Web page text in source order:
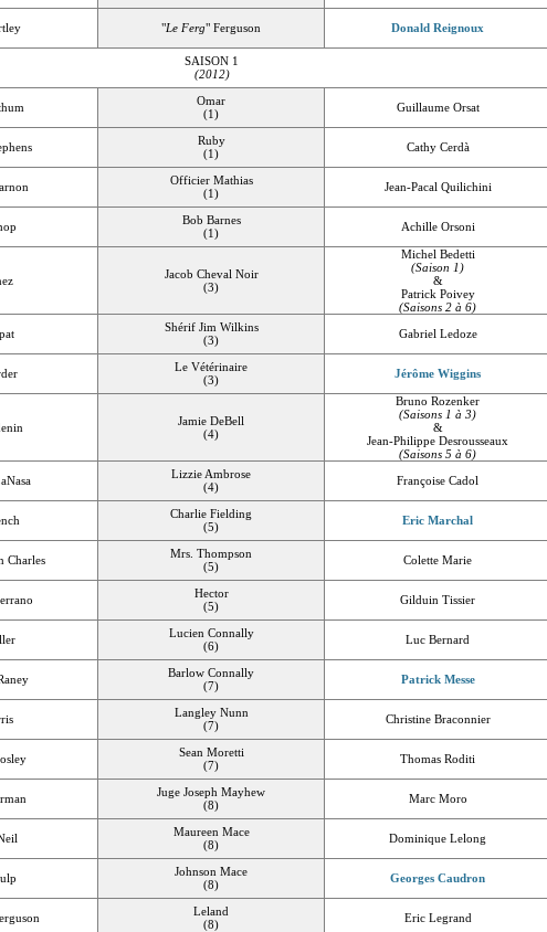
"Le Ferg" Ferguson Donald Reignoux
SAISON 1
(2012)
Omar
(1)
Guillaume Orsat
Ruby
(1)
Cathy Cerdà
Officier Mathias
(1)
Jean-Pacal Quilichini
Bob Barnes
(1)
Achille Orsoni
Jacob Cheval Noir
(3)
Michel Bedetti
(Saison 1)
&
Patrick Poivey
(Saisons 2 à 6)
Shérif Jim Wilkins
(3)
Gabriel Ledoze
Le Vétérinaire
(3)
Jérôme Wiggins
Jamie DeBell
(4)
Bruno Rozenker
(Saisons 1 à 3)
&
Jean-Philippe Desrousseaux
(Saisons 5 à 6)
Lizzie Ambrose
(4)
Françoise Cadol
Charlie Fielding
(5)
Eric Marchal
Charles
Mrs. Thompson
(5)
Colette Marie
Hector
(5)
Gilduin Tissier
Lucien Connally
(6)
Luc Bernard
Barlow Connally
(7)
Patrick Messe
Langley Nunn
(7)
Christine Braconnier
Sean Moretti
(7)
Thomas Roditi
Juge Joseph Mayhew
(8)
Marc Moro
Maureen Mace
(8)
Dominique Lelong
Johnson Mace
(8)
Georges Caudron
Leland
(8)
Eric Legrand